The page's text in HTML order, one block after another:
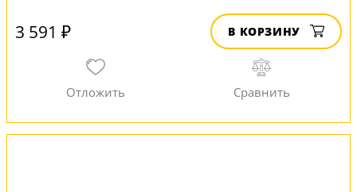
3 591 ₽ В КОРЗИНУ